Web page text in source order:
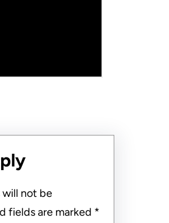
will not be
fields are marked *